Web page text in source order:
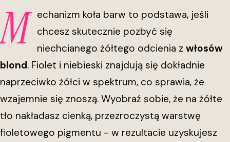
M
echanizm koła barw to podstawa, jeśli
chcesz skutecznie pozbyć się
niechcianego żółtego odcienia zwłosów
blond. Fiolet i niebieski znajdują się dokładnie
naprzeciwko żółci w spektrum, co sprawia, że
wzajemnie się znoszą. Wyobraź sobie, że na żółte
tło nakładasz cienką, przezroczystą warstwę
fioletowego pigmentu - w rezultacie uzyskujesz